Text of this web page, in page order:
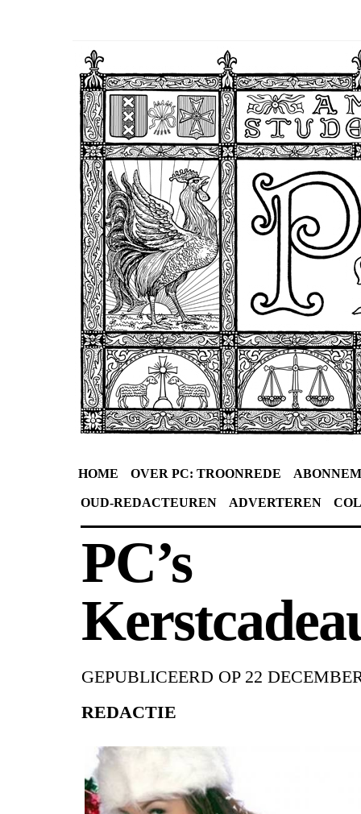
HOME OVER PC: TROONREDE
OUD-REDACTEUREN ADVERTEREN
PC’s
GEPUBLICEERD OP 22
REDACTIE